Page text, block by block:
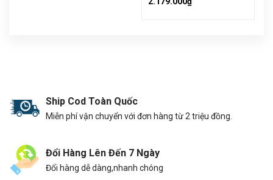
Ship Cod Toàn Quốc
Miễn phí vận chuyển với đơn hàng từ 2 triệu đồng.
Đổi Hàng Lên Đến 7 Ngày
Đổi hàng dễ dàng,nhanh chóng